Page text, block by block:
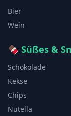
Bier
Wein
🍫 Süßes &
Schokolade
Kekse
Chips
Nutella